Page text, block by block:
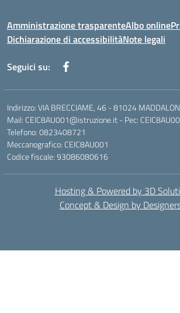
Amministrazione trasparenteAlbo online
Dichiarazione di accessibilitàNote legali
Seguici su:
Indirizzo: VIA BRECCIAME, 46 - 81024
Mail: CEIC8AU001@istruzione.it - Pec:
Telefono: 0823408721
Meccanografico: CEIC8AU001
Codice fiscale: 93086080616
Hosting & Powered by 3D
Concept & Design by